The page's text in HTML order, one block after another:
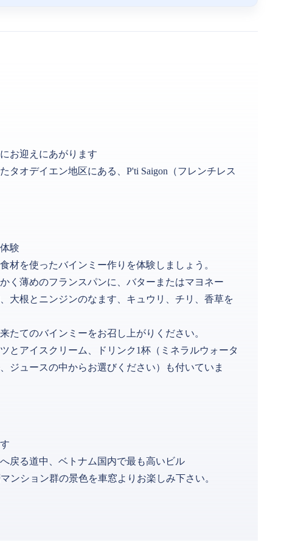
お迎えにあがります
タオデイエン地区にある、P'ti Saigon（フレンチレス
験
材を使ったバインミー作りを体験しましょう。
く薄めのフランスパンに、バターまたはマヨネー
大根とニンジンのなます、キュウリ、チリ、香草を
たてのバインミーをお召し上がりください。
とアイスクリーム、ドリンク1杯（ミネラルウォータ
ジュースの中からお選びください）も付いていま
戻る道中、ベトナム国内で最も高いビル
マンション群の景色を車窓よりお楽しみ下さい。